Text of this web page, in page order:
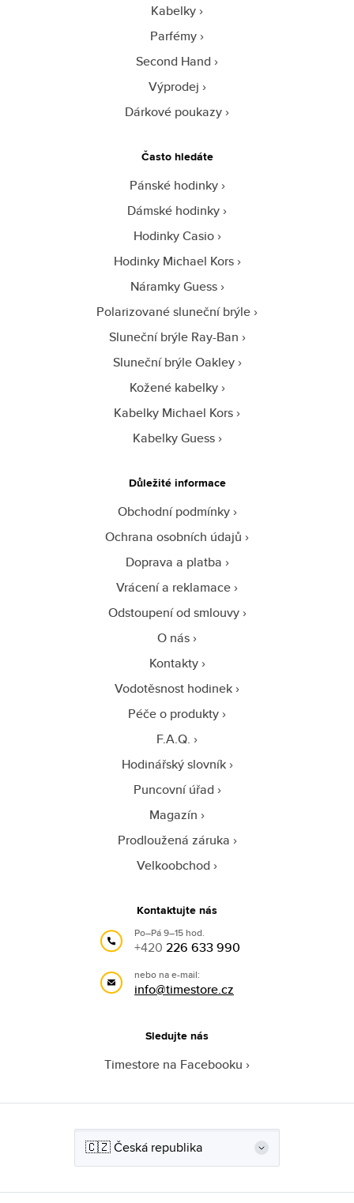
Kabelky
Parfémy
Second Hand
Výprodej
Dárkové poukazy
Často hledáte
Pánské hodinky
Dámské hodinky
Hodinky Casio
Hodinky Michael Kors
Náramky Guess
Polarizované sluneční brýle
Sluneční brýle Ray-Ban
Sluneční brýle Oakley
Kožené kabelky
Kabelky Michael Kors
Kabelky Guess
Důležité informace
Obchodní podmínky
Ochrana osobních údajů
Doprava a platba
Vrácení a reklamace
Odstoupení od smlouvy
O nás
Kontakty
Vodotěsnost hodinek
Péče o produkty
F.A.Q.
Hodinářský slovník
Puncovní úřad
Magazín
Prodloužená záruka
Velkoobchod
Kontaktujte nás
Po–Pá 9–15 hod.
+420 226 633 990
nebo na e-mail:
info@timestore.cz
Sledujte nás
Timestore na Facebooku